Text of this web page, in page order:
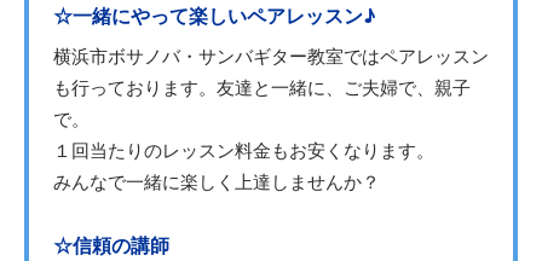
☆一緒にやって楽しいペアレッスン♪
横浜市ボサノバ・サンバギター教室ではペアレッスン
も行っております。友達と一緒に、ご夫婦で、親子
で。
１回当たりのレッスン料金もお安くなります。
みんなで一緒に楽しく上達しませんか？
☆信頼の講師